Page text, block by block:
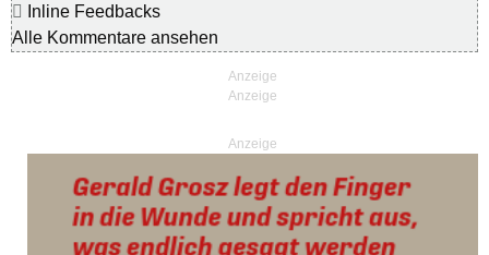
Inline Feedbacks
Alle Kommentare ansehen
Anzeige